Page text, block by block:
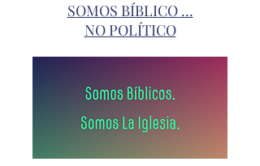
SOMOS BÍBLICO ...
NO POLÍTICO